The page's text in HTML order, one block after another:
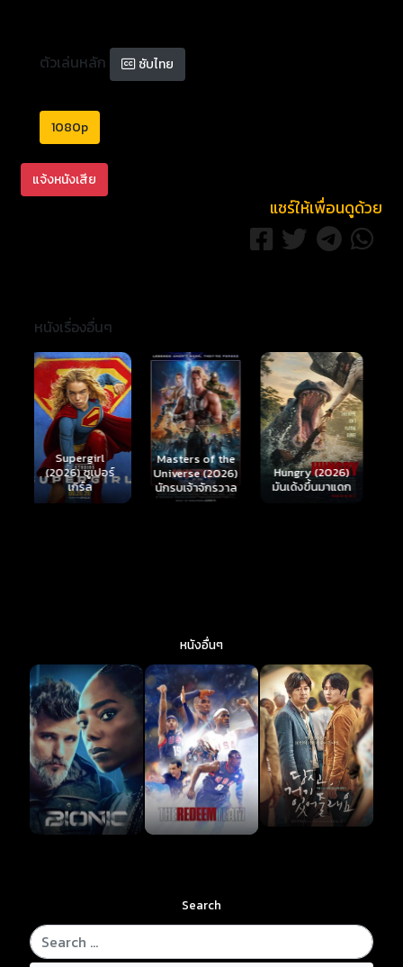
ตัวเล่นหลัก ซับไทย
1080p
แจ้งหนังเสีย
แชร์ให้เพื่อนดูด้วย
หนังเรื่องอื่นๆ
Masters of the
Universe (2026)
นักรบเจ้าจักรวาล
Hungry (2026)
มันเด้งขึ้นมาแดก
Ready or Not 2:
Here I Come
(2026) เกมพร้อม
ตาย 2
หนังอื่นๆ
Search